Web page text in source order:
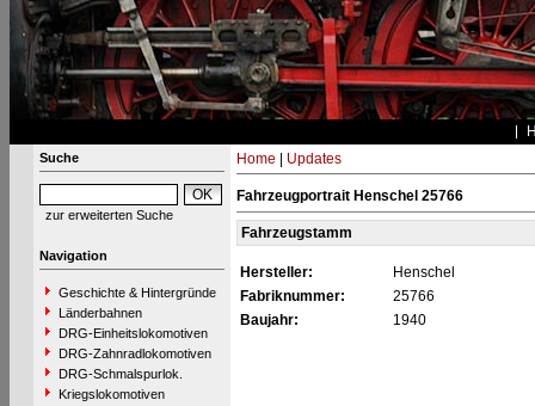
Suche
zur erweiterten Suche
Navigation
Geschichte & Hintergründe
Länderbahnen
DRG-Einheitslokomotiven
DRG-Zahnradlokomotiven
DRG-Schmalspurlok.
Kriegslokomotiven
Home Updates
Fahrzeugportrait Henschel 25766
Fahrzeugstamm
Hersteller:
Henschel
Fabriknummer:
25766
Baujahr:
1940